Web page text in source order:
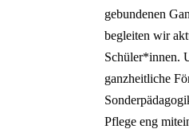
gebundenen
begleiten wir
Schüler*innen.
ganzheitliche
Pflege eng